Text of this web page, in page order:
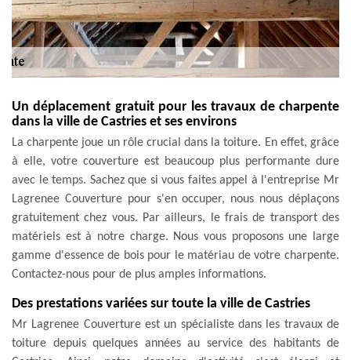
Un déplacement gratuit pour les travaux de charpente
dans la ville de Castries et ses environs
La charpente joue un rôle crucial dans la toiture. En effet, grâce
à elle, votre couverture est beaucoup plus performante dure
avec le temps. Sachez que si vous faites appel à l'entreprise Mr
Lagrenee Couverture pour s'en occuper, nous nous déplaçons
gratuitement chez vous. Par ailleurs, le frais de transport des
matériels est à notre charge. Nous vous proposons une large
gamme d'essence de bois pour le matériau de votre charpente.
Contactez-nous pour de plus amples informations.
Des prestations variées sur toute la ville de Castries
Mr Lagrenee Couverture est un spécialiste dans les travaux de
toiture depuis quelques années au service des habitants de